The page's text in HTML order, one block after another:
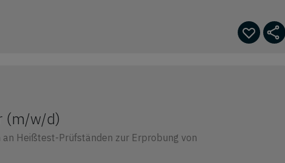
(m/w/d)
Heißtest-Prüfständen zur Erprobung von